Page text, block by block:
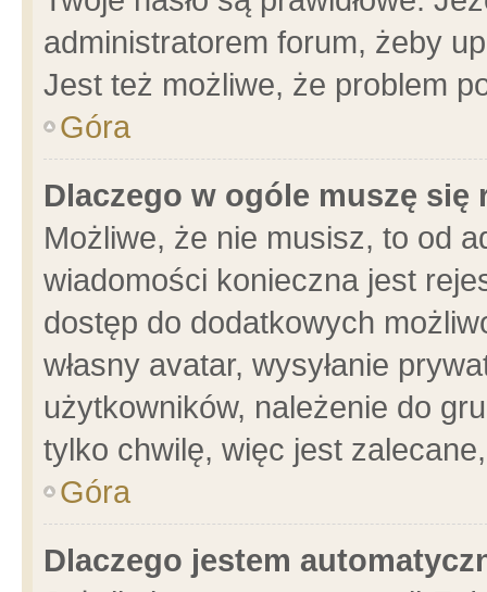
administratorem forum, żeby
Jest też możliwe, że problem
Góra
Dlaczego w ogóle muszę się
Możliwe, że nie musisz, to od
wiadomości konieczna jest
dostęp do dodatkowych
własny avatar, wysyłanie
użytkowników, należenie do
tylko chwilę, więc jest
Góra
Dlaczego jestem